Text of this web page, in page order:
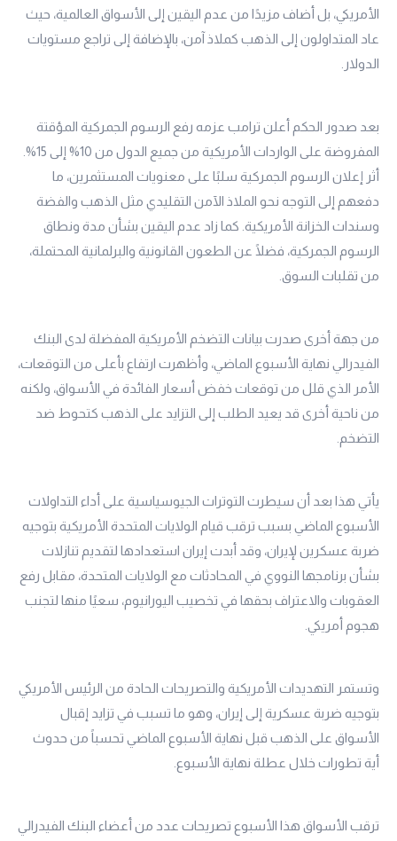
الأمريكي، بل أضاف مزيدًا من عدم اليقين إلى الأسواق العالمية، حيث
عاد المتداولون إلى الذهب كملاذ آمن، بالإضافة إلى تراجع مستويات
الدولار.
بعد صدور الحكم أعلن ترامب عزمه رفع الرسوم الجمركية المؤقتة
المفروضة على الواردات الأمريكية من جميع الدول من 10% إلى 15%.
أثر إعلان الرسوم الجمركية سلبًا على معنويات المستثمرين، ما
دفعهم إلى التوجه نحو الملاذ الآمن التقليدي مثل الذهب والفضة
وسندات الخزانة الأمريكية. كما زاد عدم اليقين بشأن مدة ونطاق
الرسوم الجمركية، فضلًا عن الطعون القانونية والبرلمانية المحتملة،
من تقلبات السوق.
من جهة أخرى صدرت بيانات التضخم الأمريكية المفضلة لدى البنك
الفيدرالي نهاية الأسبوع الماضي، وأظهرت ارتفاع بأعلى من التوقعات،
الأمر الذي قلل من توقعات خفض أسعار الفائدة في الأسواق، ولكنه
من ناحية أخرى قد يعيد الطلب إلى التزايد على الذهب كتحوط ضد
التضخم.
يأتي هذا بعد أن سيطرت التوترات الجيوسياسية على أداء التداولات
الأسبوع الماضي بسبب ترقب قيام الولايات المتحدة الأمريكية بتوجيه
ضربة عسكرين لإيران، وقد أبدت إيران استعدادها لتقديم تنازلات
بشأن برنامجها النووي في المحادثات مع الولايات المتحدة، مقابل رفع
العقوبات والاعتراف بحقها في تخصيب اليورانيوم، سعيًا منها لتجنب
هجوم أمريكي.
وتستمر التهديدات الأمريكية والتصريحات الحادة من الرئيس الأمريكي
بتوجيه ضربة عسكرية إلى إيران، وهو ما تسبب في تزايد إقبال
الأسواق على الذهب قبل نهاية الأسبوع الماضي تحسباً من حدوث
أية تطورات خلال عطلة نهاية الأسبوع.
ترقب الأسواق هذا الأسبوع تصريحات عدد من أعضاء البنك الفيدرالي